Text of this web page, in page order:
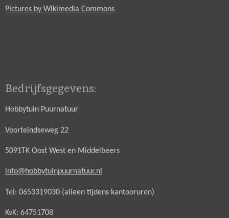
Pictures by Wikimedia Commons
Bedrijfsgegevens:
Hobbytuin Puurnatuur
Voorteindseweg 22
5091TK Oost West en Middelbeers
info@hobbytuinpuurnatuur.nl
Tel: 0653319030 (alleen tijdens kantooruren)
KvK: 64751708